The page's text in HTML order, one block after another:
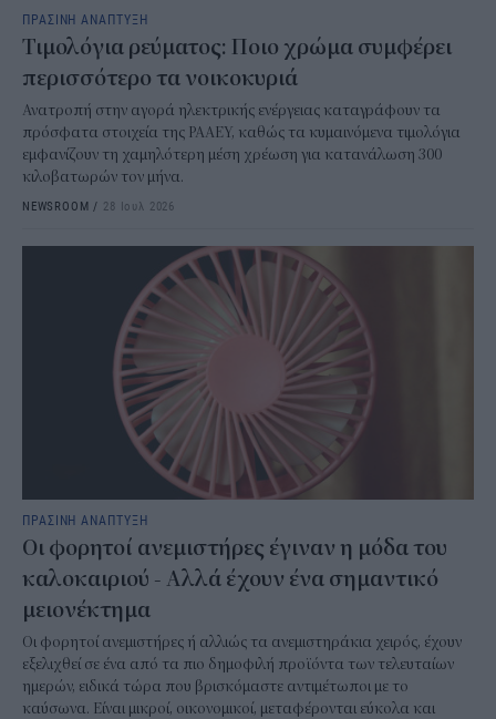
ΠΡΑΣΙΝΗ ΑΝΑΠΤΥΞΗ
Τιμολόγια ρεύματος: Ποιο χρώμα συμφέρει
περισσότερο τα νοικοκυριά
Ανατροπή στην αγορά ηλεκτρικής ενέργειας καταγράφουν τα
πρόσφατα στοιχεία της ΡΑΑΕΥ, καθώς τα κυμαινόμενα τιμολόγια
εμφανίζουν τη χαμηλότερη μέση χρέωση για κατανάλωση 300
κιλοβατωρών τον μήνα.
NEWSROOM / 28 Ιουλ 2026
ΠΡΑΣΙΝΗ ΑΝΑΠΤΥΞΗ
Οι φορητοί ανεμιστήρες έγιναν η μόδα του
καλοκαιριού - Αλλά έχουν ένα σημαντικό
μειονέκτημα
Οι φορητοί ανεμιστήρες ή αλλιώς τα ανεμιστηράκια χειρός, έχουν
εξελιχθεί σε ένα από τα πιο δημοφιλή προϊόντα των τελευταίων
ημερών, ειδικά τώρα που βρισκόμαστε αντιμέτωποι με το
καύσωνα. Είναι μικροί, οικονομικοί, μεταφέρονται εύκολα και